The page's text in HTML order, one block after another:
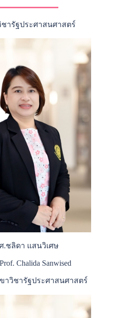
ชารัฐประศาสนศาสตร์
.ชลิดา แสนวิเศษ
Chalida Sanwised
าวิชารัฐประศาสนศาสตร์